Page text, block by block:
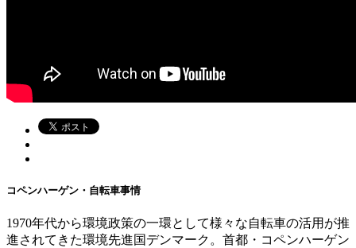
コペンハーゲン・自転車事情
1970年代から環境政策の一環として様々な自転車の活用が推
進されてきた環境先進国デンマーク。首都・コペンハーゲン